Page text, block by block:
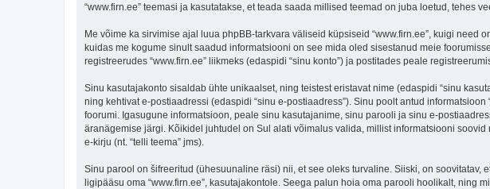
“www.firn.ee” teemasi ja kasutatakse, et teada saada millised teemad on juba loetud, tehes
Me võime ka sirvimise ajal luua phpBB-tarkvara väliseid küpsiseid “www.firn.ee”, kuigi
kuidas me kogume sinult saadud informatsiooni on see mida oled sisestanud meie
registreerudes “www.firn.ee” liikmeks (edaspidi “sinu konto”) ja postitades peale
Sinu kasutajakonto sisaldab ühte unikaalset, ning teistest eristavat nime (edaspidi “sinu
ning kehtivat e-postiaadressi (edaspidi “sinu e-postiaadress”). Sinu poolt antud
foorumi. Igasugune informatsioon, peale sinu kasutajanime, sinu parooli ja sinu e-
äranägemise järgi. Kõikidel juhtudel on Sul alati võimalus valida, millist informatsiooni
e-kirju (nt. “telli teema” jms).
Sinu parool on šifreeritud (ühesuunaline räsi) nii, et see oleks turvaline. Siiski, on
ligipääsu oma “www.firn.ee”, kasutajakontole. Seega palun hoia oma parooli hoolikalt, ning